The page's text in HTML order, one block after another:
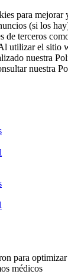
para mejorar
(si los
de terceros
utilizar el sitio
nuestra
nuestra
para
médicos